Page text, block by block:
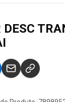
DESC